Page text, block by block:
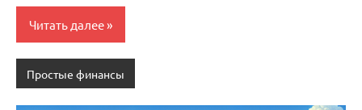
Читать далее
Простые финансы